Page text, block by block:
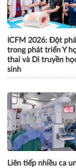
ICFM 2026: Đột
trong phát triển Y
thai và Di truyền
sinh
Liên tiếp nhiều ca